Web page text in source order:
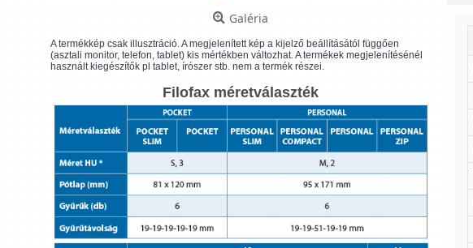
Galéria
A termékkép csak illusztráció. A megjelenített kép a kijelző beállításától függően
(asztali monitor, telefon, tablet) kis mértékben változhat. A termékek megjelenítésénél
használt kiegészítők pl tablet, írószer stb. nem a termék részei.
Filofax méretválaszték